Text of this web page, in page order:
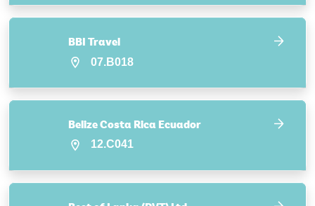
BBI Travel
07.B018
Belize Costa Rica Ecuador
12.C041